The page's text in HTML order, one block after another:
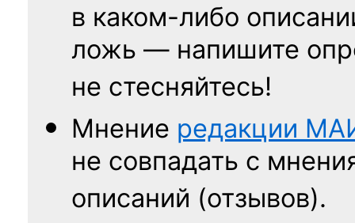
в каком-либо
ложь — напишите
не стесняйтесь!
Мнение редакции
не совпадать с
описаний (отзывов).